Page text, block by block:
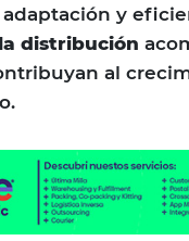
y
distribución
al